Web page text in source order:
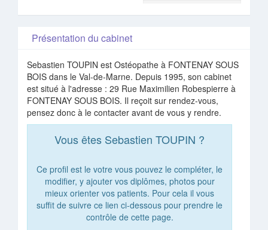
Présentation du cabinet
Sebastien TOUPIN est Ostéopathe à FONTENAY SOUS
BOIS dans le Val-de-Marne. Depuis 1995, son cabinet
est situé à l'adresse : 29 Rue Maximilien Robespierre à
FONTENAY SOUS BOIS. Il reçoit sur rendez-vous,
pensez donc à le contacter avant de vous y rendre.
Vous êtes Sebastien TOUPIN ?
Ce profil est le votre vous pouvez le compléter, le
modifier, y ajouter vos diplômes, photos pour
mieux orienter vos patients. Pour cela il vous
suffit de suivre ce lien ci-dessous pour prendre le
contrôle de cette page.